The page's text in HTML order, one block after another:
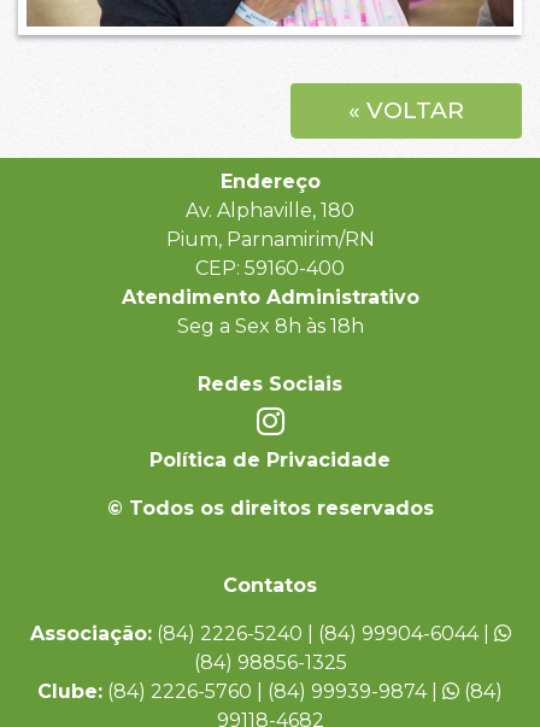
« VOLTAR
Endereço
Av. Alphaville, 180
Pium, Parnamirim/RN
CEP: 59160-400
Atendimento Administrativo
Seg a Sex 8h às 18h
Redes Sociais
Política de Privacidade
© Todos os direitos reservados
Contatos
Associação:(84) 2226-5240 | (84) 99904-6044 |
(84) 98856-1325
Clube: (84) 2226-5760 | (84) 99939-9874 |
(84)
99118-4682